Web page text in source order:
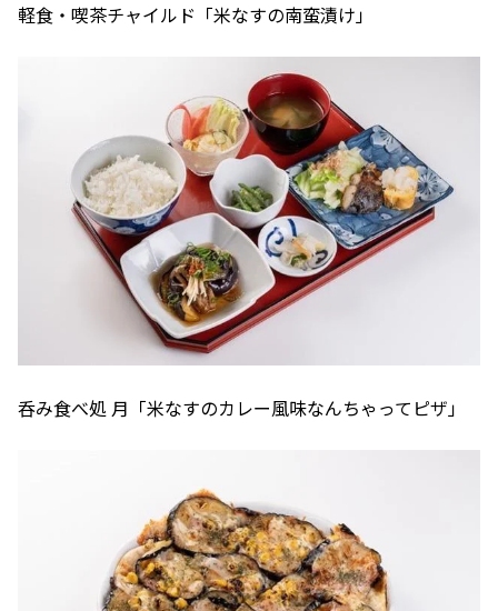
軽食・喫茶チャイルド「米なすの南蛮漬け」
呑み食べ処 月「米なすのカレー風味なんちゃってピザ」